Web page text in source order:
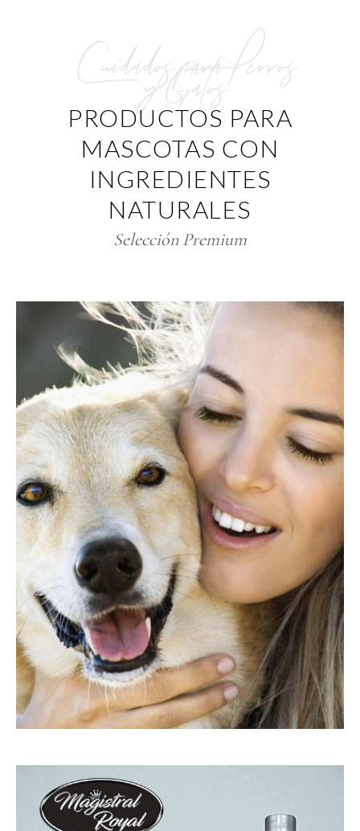
Cuidados para Perros
y Gatos
PRODUCTOS PARA
MASCOTAS CON
INGREDIENTES
NATURALES
Selección Premium